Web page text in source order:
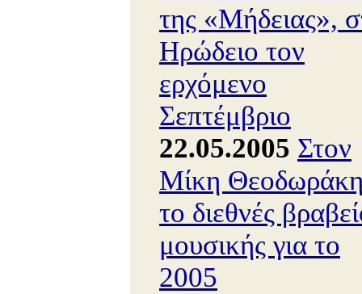
της «Μήδειας»,
Ηρώδειο τον
ερχόμενο
Σεπτέμβριο
22.05.2005 Στον
Μίκη
το διεθνές
μουσικής για το
2005